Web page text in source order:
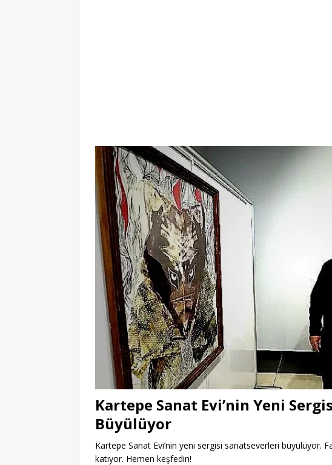
Kartepe Sanat Evi’nin Yeni
Büyülüyor
Kartepe Sanat Evi’nin yeni sergisi sanatseverleri büyülüyor.
katıyor. Hemen keşfedin!